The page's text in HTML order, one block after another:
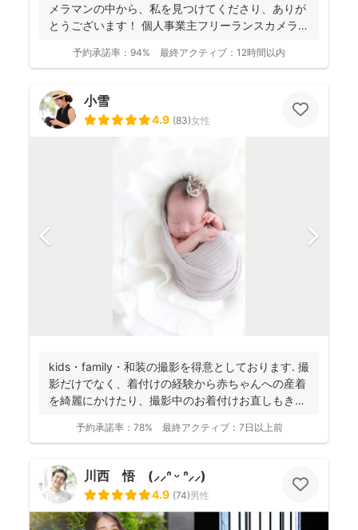
メラマンの中から、私を見つけてくださり、ありが
とうございます！ 個人事業主フリーランスカメラマ
予約承諾率： 94% 最終アクティブ： 12時間以内
小雪
4.9 (83)女性
kids・family・和装の撮影を得意としております. 撮
影だけでなく、着付けの経験から赤ちゃんへの産着
を綺麗にかけたり、撮影中のお着付けお直しもき
予約承諾率： 78% 最終アクティブ： 7日以上前
川西 悟 (⸝⸝ᐢ ᵕ ᐢ⸝⸝)
4.9 (74)男性